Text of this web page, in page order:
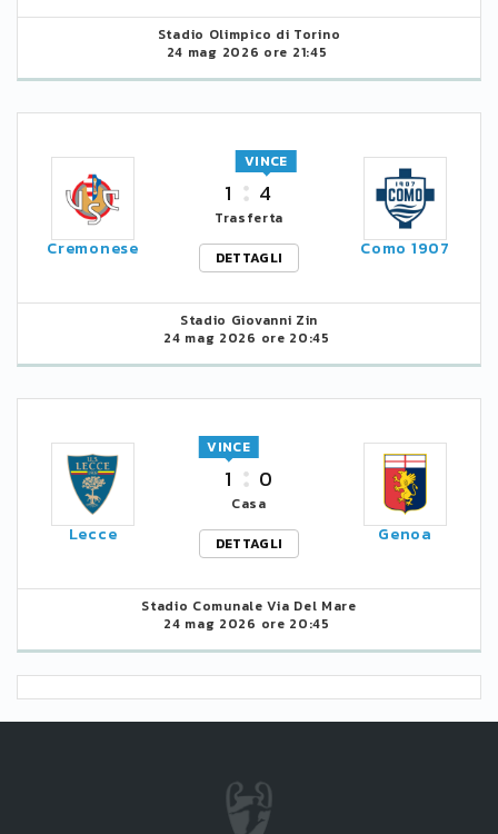
Stadio Olimpico di Torino
24 mag 2026 ore 21:45
Cremonese
1 4
VINCE
Trasferta
DETTAGLI
Como 1907
Stadio Giovanni Zin
24 mag 2026 ore 20:45
Lecce
1
VINCE
0
Casa
DETTAGLI
Genoa
Stadio Comunale Via Del Mare
24 mag 2026 ore 20:45